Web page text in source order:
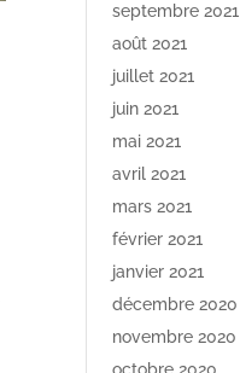
septembre 2021
août 2021
juillet 2021
juin 2021
mai 2021
avril 2021
mars 2021
février 2021
janvier 2021
décembre 2020
novembre 2020